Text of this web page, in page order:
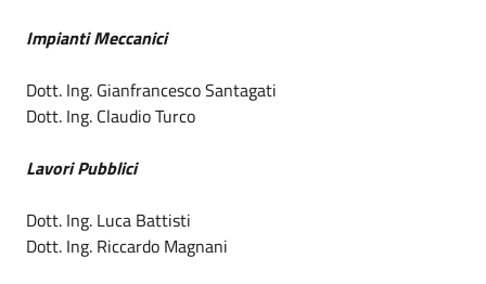
Impianti Meccanici
Dott. Ing. Gianfrancesco Santagati
Dott. Ing. Claudio Turco
Lavori Pubblici
Dott. Ing. Luca Battisti
Dott. Ing. Riccardo Magnani